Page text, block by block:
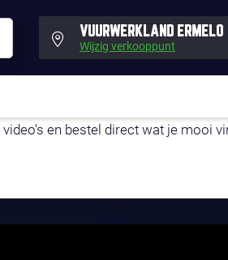
VUURWERKLAND ERMELO
Wijzig verkooppunt
en bestel direct wat je mooi